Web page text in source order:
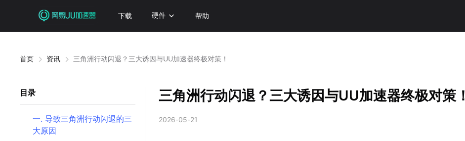
下载 硬件 帮助
首页 资讯 三角洲行动闪退？三大诱因与UU加速器终极对策！
目录
一. 导致三角洲行动闪退的三
大原因
三角洲行动闪退？三大诱因与UU加速器终极对策！
2026-05-21